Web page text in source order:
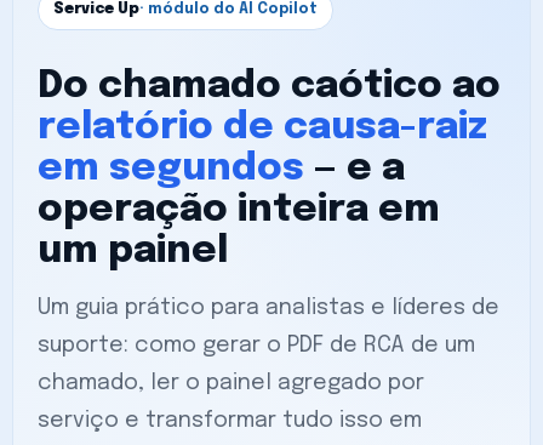
Service Up· módulo do AI Copilot
Do chamado caótico ao
relatório de causa-raiz
em segundos — e a
operação inteira em
um painel
Um guia prático para analistas e líderes de
suporte: como gerar o PDF de RCA de um
chamado, ler o painel agregado por
serviço e transformar tudo isso em